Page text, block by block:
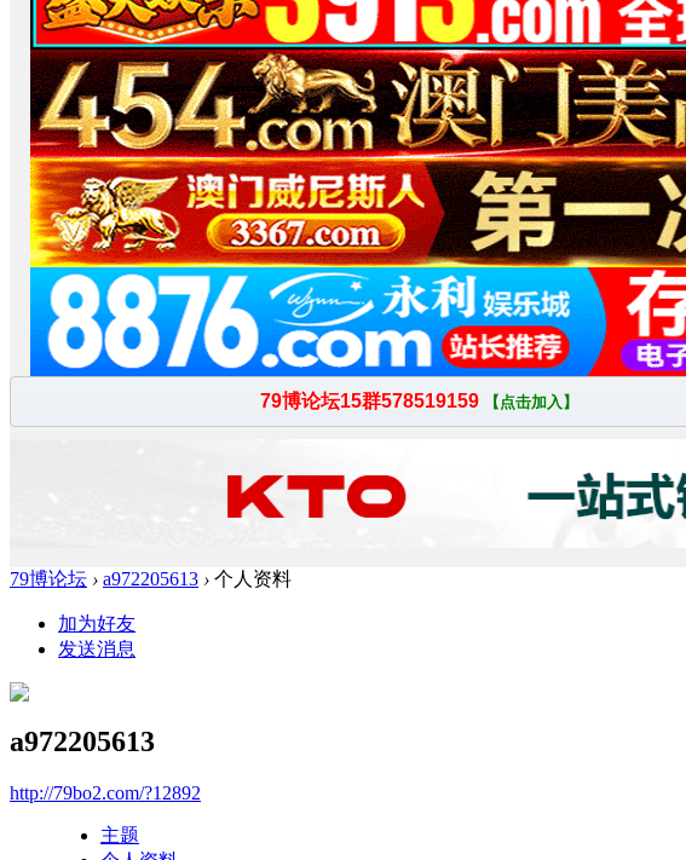
79博论坛 › a972205613 › 个人资料
加为好友
发送消息
a972205613
http://79bo2.com/?12892
主题